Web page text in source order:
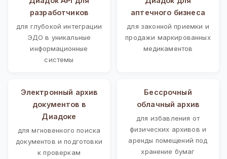
разработчиков
для глубокой интеграции
ЭДО в уникальные
информационные
системы
аптечного бизнеса
для законной приемки и
продажи маркированных
медикаментов
Электронный архив
документов в
Диадоке
для мгновенного поиска
документов и подготовки
к проверкам
Бессрочный
облачный архив
для избавления от
физических архивов и
аренды помещений под
хранение бумаг